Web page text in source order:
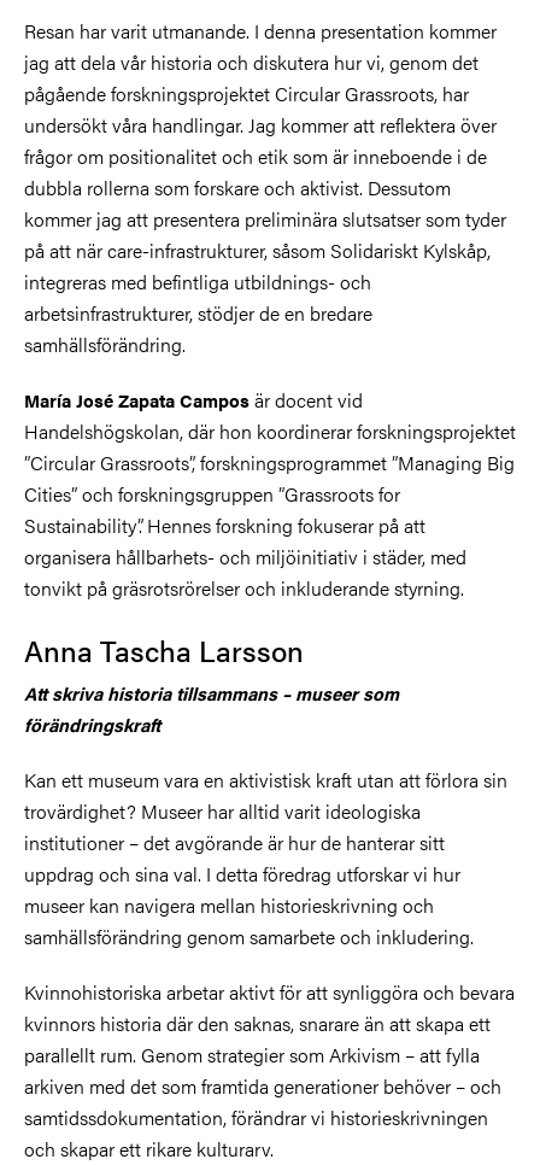
Resan har varit utmanande. I denna presentation kommer
jag att dela vår historia och diskutera hur vi, genom det
pågående forskningsprojektet Circular Grassroots, har
undersökt våra handlingar. Jag kommer att reflektera över
frågor om positionalitet och etik som är inneboende i de
dubbla rollerna som forskare och aktivist. Dessutom
kommer jag att presentera preliminära slutsatser som tyder
på att när care-infrastrukturer, såsom Solidariskt Kylskåp,
integreras med befintliga utbildnings- och
arbetsinfrastrukturer, stödjer de en bredare
samhällsförändring.
María José Zapata Camposär docent vid
Handelshögskolan, där hon koordinerar forskningsprojektet
”Circular Grassroots”, forskningsprogrammet ”Managing Big
Cities” och forskningsgruppen ”Grassroots for
Sustainability”. Hennes forskning fokuserar på att
organisera hållbarhets- och miljöinitiativ i städer, med
tonvikt på gräsrotsrörelser och inkluderande styrning.
Anna Tascha Larsson
Att skriva historia tillsammans – museer som
förändringskraft
Kan ett museum vara en aktivistisk kraft utan att förlora sin
trovärdighet? Museer har alltid varit ideologiska
institutioner – det avgörande är hur de hanterar sitt
uppdrag och sina val. I detta föredrag utforskar vi hur
museer kan navigera mellan historieskrivning och
samhällsförändring genom samarbete och inkludering.
Kvinnohistoriska arbetar aktivt för att synliggöra och bevara
kvinnors historia där den saknas, snarare än att skapa ett
parallellt rum. Genom strategier som Arkivism – att fylla
arkiven med det som framtida generationer behöver – och
samtidssdokumentation, förändrar vi historieskrivningen
och skapar ett rikare kulturarv.